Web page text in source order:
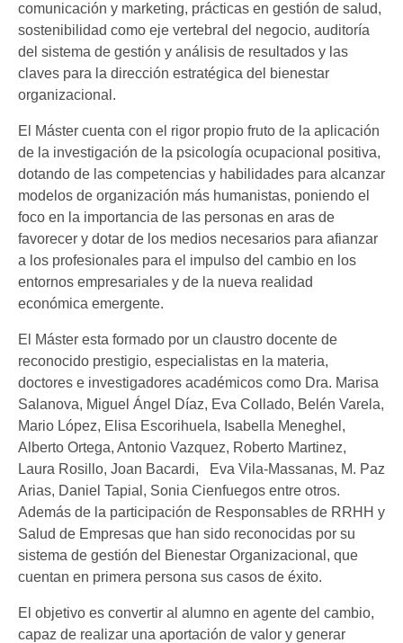
comunicación y marketing, prácticas en gestión de salud,
sostenibilidad como eje vertebral del negocio, auditoría
del sistema de gestión y análisis de resultados y las
claves para la dirección estratégica del bienestar
organizacional.
El Máster cuenta con el rigor propio fruto de la aplicación
de la investigación de la psicología ocupacional positiva,
dotando de las competencias y habilidades para alcanzar
modelos de organización más humanistas, poniendo el
foco en la importancia de las personas en aras de
favorecer y dotar de los medios necesarios para afianzar
a los profesionales para el impulso del cambio en los
entornos empresariales y de la nueva realidad
económica emergente.
El Máster esta formado por un claustro docente de
reconocido prestigio, especialistas en la materia,
doctores e investigadores académicos como Dra. Marisa
Salanova, Miguel Ángel Díaz, Eva Collado, Belén Varela,
Mario López, Elisa Escorihuela, Isabella Meneghel,
Alberto Ortega, Antonio Vazquez, Roberto Martinez,
Laura Rosillo, Joan Bacardi, Eva Vila-Massanas, M. Paz
Arias, Daniel Tapial, Sonia Cienfuegos entre otros.
Además de la participación de Responsables de RRHH y
Salud de Empresas que han sido reconocidas por su
sistema de gestión del Bienestar Organizacional, que
cuentan en primera persona sus casos de éxito.
El objetivo es convertir al alumno en agente del cambio,
capaz de realizar una aportación de valor y generar